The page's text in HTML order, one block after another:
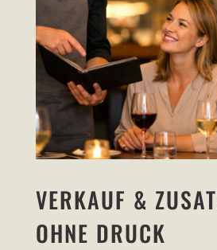
VERKAUF &
OHNE DRUCK